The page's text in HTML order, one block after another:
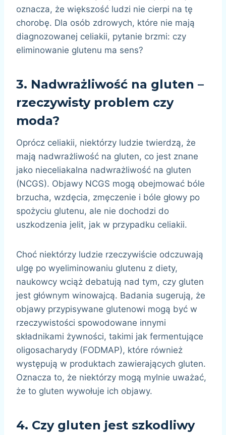
oznacza, że większość ludzi nie cierpi na tę
chorobę. Dla osób zdrowych, które nie mają
diagnozowanej celiakii, pytanie brzmi: czy
eliminowanie glutenu ma sens?
3. Nadwrażliwość na gluten –
rzeczywisty problem czy
moda?
Oprócz celiakii, niektórzy ludzie twierdzą, że
mają nadwrażliwość na gluten, co jest znane
jako nieceliakalna nadwrażliwość na gluten
(NCGS). Objawy NCGS mogą obejmować bóle
brzucha, wzdęcia, zmęczenie i bóle głowy po
spożyciu glutenu, ale nie dochodzi do
uszkodzenia jelit, jak w przypadku celiakii.
Choć niektórzy ludzie rzeczywiście odczuwają
ulgę po wyeliminowaniu glutenu z diety,
naukowcy wciąż debatują nad tym, czy gluten
jest głównym winowajcą. Badania sugerują, że
objawy przypisywane glutenowi mogą być w
rzeczywistości spowodowane innymi
składnikami żywności, takimi jak fermentujące
oligosacharydy (FODMAP), które również
występują w produktach zawierających gluten.
Oznacza to, że niektórzy mogą mylnie uważać,
że to gluten wywołuje ich objawy.
4. Czy gluten jest szkodliwy